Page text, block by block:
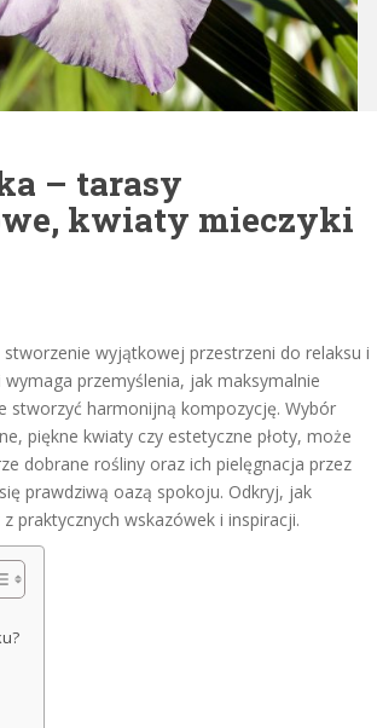
– tarasy
kwiaty mieczyki
wyjątkowej przestrzeni do relaksu i
przemyślenia, jak maksymalnie
stworzyć harmonijną kompozycję. Wybór
piękne kwiaty czy estetyczne płoty, może
dobrane rośliny oraz ich pielęgnacja przez
prawdziwą oazą spokoju. Odkryj, jak
praktycznych wskazówek i inspiracji.